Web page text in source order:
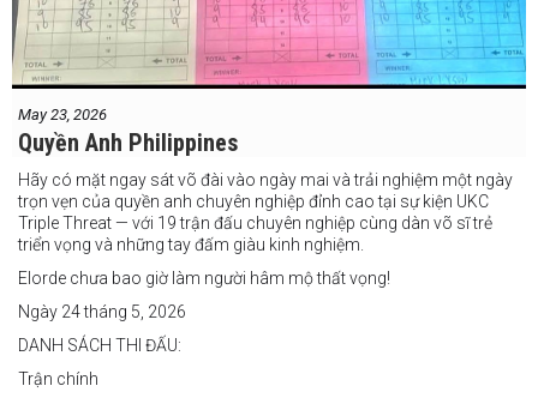
May 23, 2026
Quyền Anh Philippines
Hãy có mặt ngay sát võ đài vào ngày mai và trải nghiệm một ngày
trọn vẹn của quyền anh chuyên nghiệp đỉnh cao tại sự kiện UKC
Triple Threat — với 19 trận đấu chuyên nghiệp cùng dàn võ sĩ trẻ
triển vọng và những tay đấm giàu kinh nghiệm.
Elorde chưa bao giờ làm người hâm mộ thất vọng!
Ngày 24 tháng 5, 2026
DANH SÁCH THI ĐẤU:
Trận chính